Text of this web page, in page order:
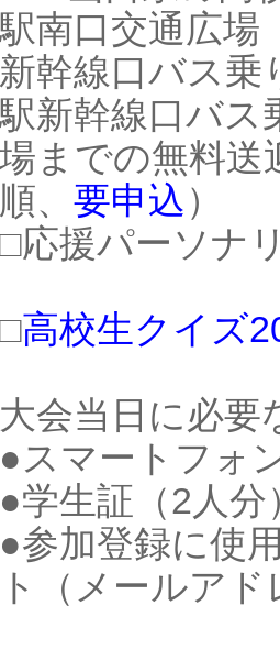
駅南口交通広場
新幹線口バス乗
駅新幹線口バス
場までの無料送
順、 要申込）
□応援パーソナ
□高校生クイズ
大会当日に必要
●スマートフォ
●学生証（2人分
●参加登録に使
ト（メールア